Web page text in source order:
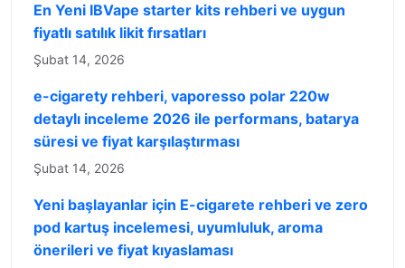
En Yeni IBVape starter kits rehberi ve uygun
fiyatlı satılık likit fırsatları
Şubat 14, 2026
e-cigarety rehberi, vaporesso polar 220w
detaylı inceleme 2026 ile performans, batarya
süresi ve fiyat karşılaştırması
Şubat 14, 2026
Yeni başlayanlar için E-cigarete rehberi ve zero
pod kartuş incelemesi, uyumluluk, aroma
önerileri ve fiyat kıyaslaması